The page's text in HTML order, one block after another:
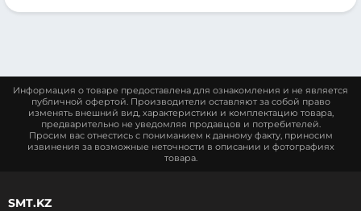
Информация о товаре предоставлена для ознакомления и не является
публичной офертой. Производители оставляют за собой право
изменять внешний вид, характеристики и комплектацию товара,
предварительно не уведомляя продавцов и потребителей.
Просим вас отнестись с пониманием к данному факту, приносим
извинения за возможные неточности в описании и фотографиях
товара.
SMT.KZ